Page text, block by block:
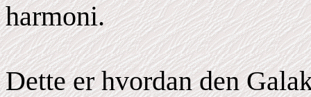
harmoni.
Dette er hvordan den